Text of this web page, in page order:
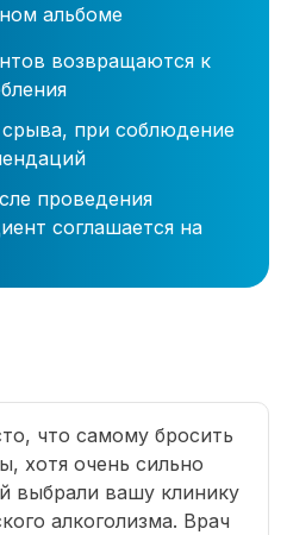
альбоме
возвращаются к
срыва, при соблюдение
проведения
соглашается на
что самому бросить
хотя очень сильно
выбрали вашу клинику
алкоголизма. Врач